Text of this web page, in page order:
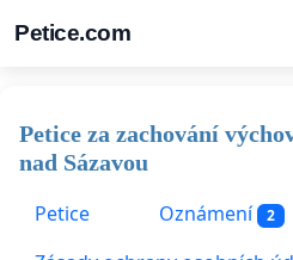
Petice.com
Petice za zachování
nad Sázavou
Petice
Oznámení 2